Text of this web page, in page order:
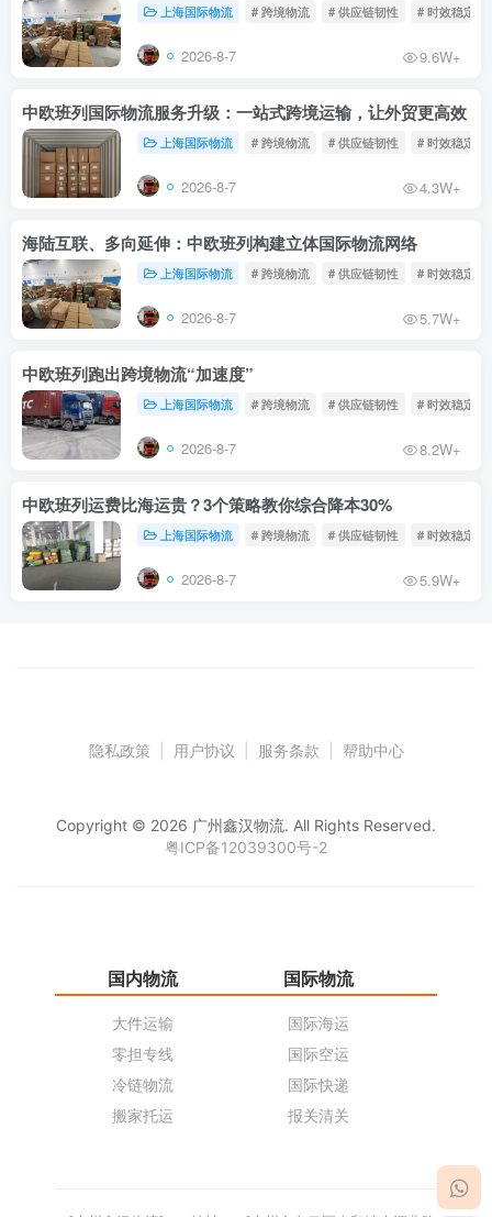
上海国际物流 # 跨境物流 # 供应链韧性 # 时效稳定
2026-8-7 9.6W+
中欧班列国际物流服务升级：一站式跨境运输，让外贸更高效
上海国际物流 # 跨境物流 # 供应链韧性 # 时效稳定
2026-8-7 4.3W+
海陆互联、多向延伸：中欧班列构建立体国际物流网络
上海国际物流 # 跨境物流 # 供应链韧性 # 时效稳定
2026-8-7 5.7W+
中欧班列跑出跨境物流“加速度”
上海国际物流 # 跨境物流 # 供应链韧性 # 时效稳定
2026-8-7 8.2W+
中欧班列运费比海运贵？3个策略教你综合降本30%
上海国际物流 # 跨境物流 # 供应链韧性 # 时效稳定
2026-8-7 5.9W+
隐私政策 用户协议 服务条款 帮助中心
Copyright © 2026 广州鑫汉物流. All Rights Reserved.
粤ICP备12039300号-2
国内物流
大件运输
零担专线
冷链物流
搬家托运
国际物流
国际海运
国际空运
国际快递
报关清关